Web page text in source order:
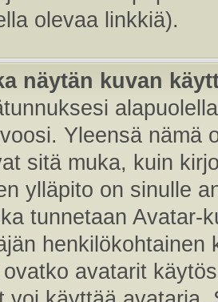
olevaa linkkiä).
näytän kuvan
Yleensä nämä
sitä muka, kuin
ylläpito on sinulle
tunnetaan Avatar-
henkilökohtainen
ovatko avatarit